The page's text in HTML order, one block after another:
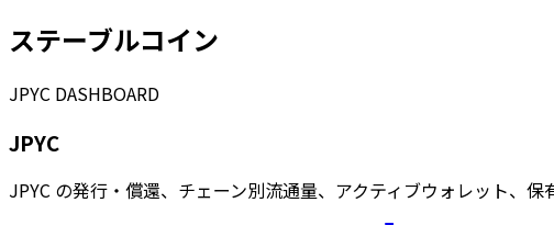
ステーブルコイン
JPYC DASHBOARD
JPYC
JPYC の発行・償還、チェーン別流通量、アクティブウォレット、保